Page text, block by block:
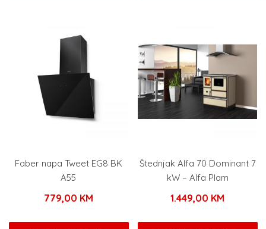
Faber napa Tweet EG8 BK
A55
779,00 KM
Štednjak Alfa 70 Dominant 7
kW – Alfa Plam
1.449,00 KM